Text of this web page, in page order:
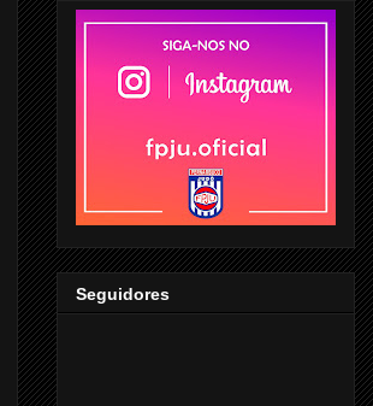
Seguidores